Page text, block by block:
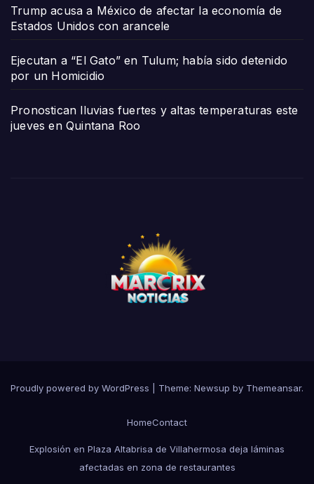
Trump acusa a México de afectar la economía de
Estados Unidos con arancele
Ejecutan a “El Gato” en Tulum; había sido detenido
por un Homicidio
Pronostican lluvias fuertes y altas temperaturas este
jueves en Quintana Roo
Proudly powered by WordPress Theme: Newsup by Themeansar.
HomeContact
Explosión en Plaza Altabrisa de Villahermosa deja láminas
afectadas en zona de restaurantes